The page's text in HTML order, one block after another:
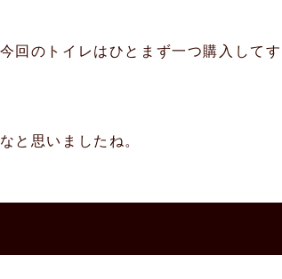
回のトイレはひとまず一つ購入してす
と思いましたね。